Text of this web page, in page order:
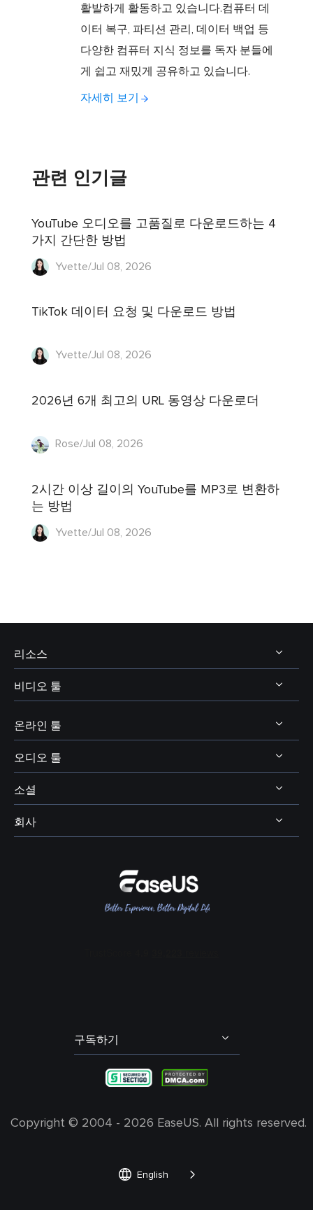
활발하게 활동하고 있습니다.컴퓨터 데
이터 복구, 파티션 관리, 데이터 백업 등
다양한 컴퓨터 지식 정보를 독자 분들에
게 쉽고 재밌게 공유하고 있습니다.
자세히 보기
관련 인기글
YouTube 오디오를 고품질로 다운로드하는 4
가지 간단한 방법
Yvette/Jul 08, 2026
TikTok 데이터 요청 및 다운로드 방법
Yvette/Jul 08, 2026
2026년 6개 최고의 URL 동영상 다운로더
Rose/Jul 08, 2026
2시간 이상 길이의 YouTube를 MP3로 변환하
는 방법
Yvette/Jul 08, 2026
리소스
비디오 및 오디오 다운로드
보이스 체인저 팁
디스코드 보이스 체인저
OBS 보이스 체인저
여성 목소리 보이스 체인저
콜 오브 듀티 보이스 체인저
비디오 툴
비디오 다운로더
비디오 에디터
비디오킷
온라인 툴
온라인 비디오 다운로더
온라인 보이스 체인저
AI 목소리 및 음향 효과
오디오 툴
보이스 웨이브
보컬 리무버
메인 보컬 및 코러스 분리
발로란트 보이스 체인저
그린치 보이스 체인저
소셜

회사
불편 사항 및 피드백
구독하기
Copyright © 2004 - 2026 EaseUS. All rights reserved.
 English 